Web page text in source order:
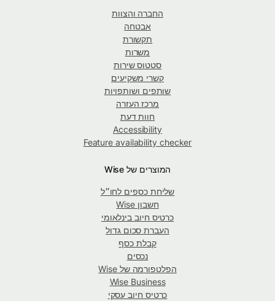
החברה והצוות
אבטחה
תקשורת
משרות
סטטוס שירות
קשרי משקיעים
שותפים ושותפויות
מרכז העזרה
חוות דעת
Accessibility
Feature availability checker
המוצרים של Wise
שליחת כספים לחו״ל
חשבון Wise
כרטיס חיוב בינלאומי
העברת סכום גדול
קבלת כסף
נכסים
הפלטפורמה של Wise
Wise Business
כרטיס חיוב עסקי